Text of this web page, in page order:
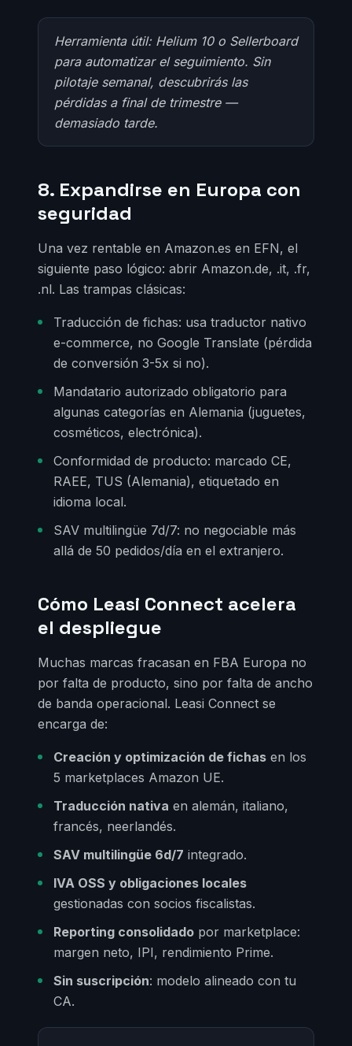
Herramienta útil: Helium 10 o Sellerboard
para automatizar el seguimiento. Sin
pilotaje semanal, descubrirás las
pérdidas a final de trimestre —
demasiado tarde.
8. Expandirse en Europa con
seguridad
Una vez rentable en Amazon.es en EFN, el
siguiente paso lógico: abrir Amazon.de, .it, .fr,
.nl. Las trampas clásicas:
Traducción de fichas: usa traductor nativo
e-commerce, no Google Translate (pérdida
de conversión 3-5x si no).
Mandatario autorizado obligatorio para
algunas categorías en Alemania (juguetes,
cosméticos, electrónica).
Conformidad de producto: marcado CE,
RAEE, TUS (Alemania), etiquetado en
idioma local.
SAV multilingüe 7d/7: no negociable más
allá de 50 pedidos/día en el extranjero.
Cómo Leasi Connect acelera
el despliegue
Muchas marcas fracasan en FBA Europa no
por falta de producto, sino por falta de ancho
de banda operacional. Leasi Connect se
encarga de:
Creación y optimización de fichas en los
5 marketplaces Amazon UE.
Traducción nativa en alemán, italiano,
francés, neerlandés.
SAV multilingüe 6d/7 integrado.
IVA OSS y obligaciones locales
gestionadas con socios fiscalistas.
Reporting consolidado por marketplace:
margen neto, IPI, rendimiento Prime.
Sin suscripción: modelo alineado con tu
CA.